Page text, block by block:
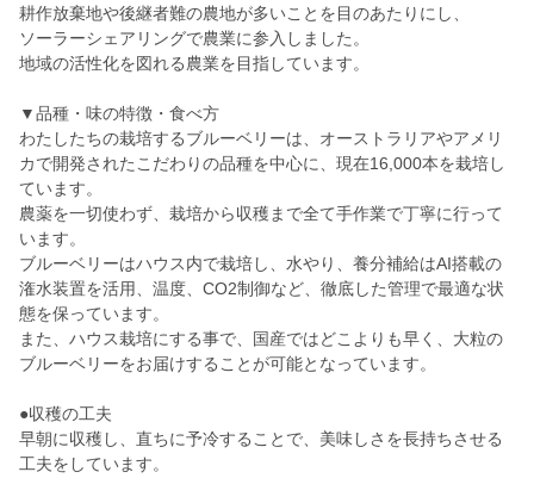
耕作放棄地や後継者難の農地が多いことを目のあたりにし、
ソーラーシェアリングで農業に参入しました。
地域の活性化を図れる農業を目指しています。
▼品種・味の特徴・食べ方
わたしたちの栽培するブルーベリーは、オーストラリアやアメリ
カで開発されたこだわりの品種を中心に、現在16,000本を栽培し
ています。
農薬を一切使わず、栽培から収穫まで全て手作業で丁寧に行って
います。
ブルーベリーはハウス内で栽培し、水やり、養分補給はAI搭載の
潅水装置を活用、温度、CO2制御など、徹底した管理で最適な状
態を保っています。
また、ハウス栽培にする事で、国産ではどこよりも早く、大粒の
ブルーベリーをお届けすることが可能となっています。
●収穫の工夫
早朝に収穫し、直ちに予冷することで、美味しさを長持ちさせる
工夫をしています。